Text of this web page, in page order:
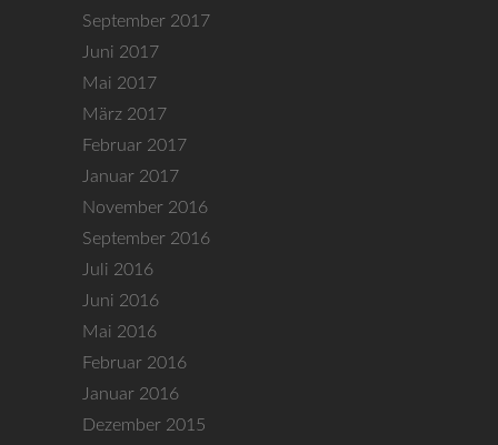
September 2017
Juni 2017
Mai 2017
März 2017
Februar 2017
Januar 2017
November 2016
September 2016
Juli 2016
Juni 2016
Mai 2016
Februar 2016
Januar 2016
Dezember 2015